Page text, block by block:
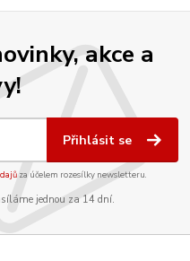
akce a
Přihlásit se
za účelem rozesílky newsletteru.
jednou za 14 dní.